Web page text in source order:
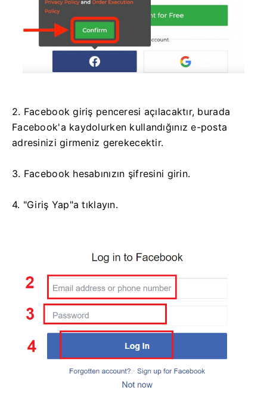
2. Facebook giriş penceresi açılacaktır, burada
Facebook'a kaydolurken kullandığınız e-posta
adresinizi girmeniz gerekecektir.
3. Facebook hesabınızın şifresini girin.
4. "Giriş Yap"a tıklayın.